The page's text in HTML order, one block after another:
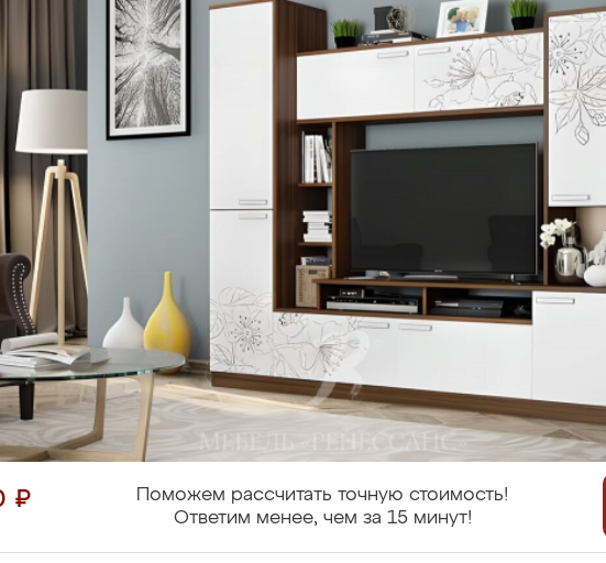
₽
Поможем рассчитать точную стоимость!
Ответим менее, чем за 15 минут!